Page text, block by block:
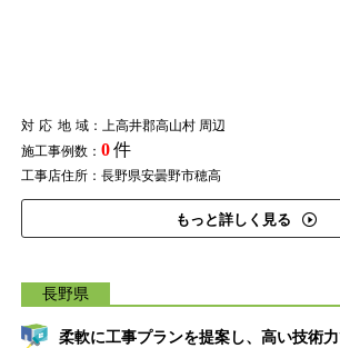
対応地域：上高井郡高山村 周辺
施工事例数： 0件
工事店住所：長野県安曇野市穂高
もっと詳しく見る
長野県
柔軟に工事プランを提案し、高い技術